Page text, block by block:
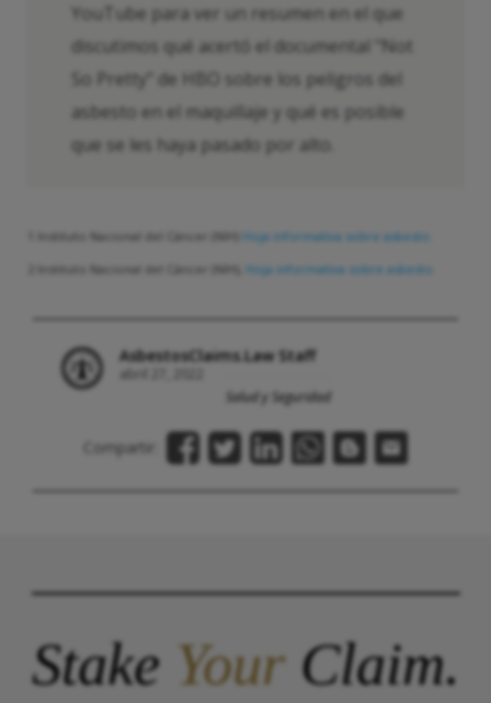
YouTube para ver un resumen en el que
discutimos qué acertó el documental "Not
So Pretty" de HBO sobre los peligros del
asbesto en el maquillaje y qué es posible
que se les haya pasado por alto.
1 Instituto Nacional del Cáncer (NIH)
Hoja informativa sobre asbesto.
2 Instituto Nacional del Cáncer (NIH),
Hoja informativa sobre asbesto.
AsbestosClaims.Law Staff
abril 27, 2022
Salud y Seguridad
Compartir:
StakeYourClaim.